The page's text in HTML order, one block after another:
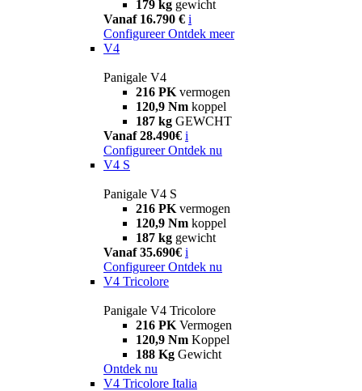
179 kg gewicht
Vanaf 16.790 € i
Configureer Ontdek meer
V4
Panigale V4
216 PK vermogen
120,9 Nm koppel
187 kg GEWCHT
Vanaf 28.490€ i
Configureer Ontdek nu
V4 S
Panigale V4 S
216 PK vermogen
120,9 Nm koppel
187 kg gewicht
Vanaf 35.690€ i
Configureer Ontdek nu
V4 Tricolore
Panigale V4 Tricolore
216 PK Vermogen
120,9 Nm Koppel
188 Kg Gewicht
Ontdek nu
V4 Tricolore Italia